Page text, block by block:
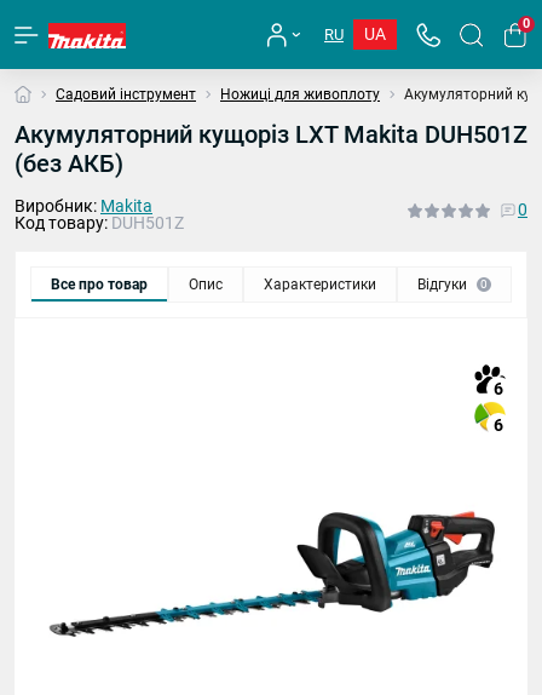
RU UA
0
Садовий інструмент Ножиці для живоплоту Акумуляторний
Акумуляторний кущоріз LXT Makita DUH501Z
(без АКБ)
Виробник: Makita
Код товару: DUH501Z
0
Все про товар Опис Характеристики Відгуки 0
6
6